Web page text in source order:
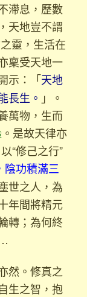
滯息，歷數
天地豈不謂
靈，生活在
稟受天地一
示：「天地
長生。 」。
萬物，生而
。是故天律亦
“修己之行”
陰功積滿三
世之人，為
年間將精元
轉；為何終
。修真之
生之智，抱